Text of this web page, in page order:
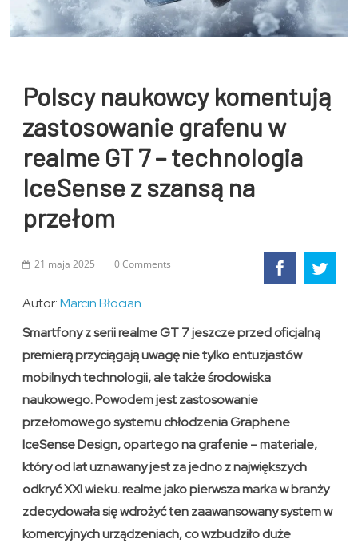
Polscy naukowcy komentują
zastosowanie grafenu w
realme GT 7 – technologia
IceSense z szansą na
przełom
21 maja 2025 0 Comments
Autor:Marcin Błocian
Smartfony z serii realme GT 7 jeszcze przed oficjalną
premierą przyciągają uwagę nie tylko entuzjastów
mobilnych technologii, ale także środowiska
naukowego. Powodem jest zastosowanie
przełomowego systemu chłodzenia Graphene
IceSense Design, opartego na grafenie – materiale,
który od lat uznawany jest za jedno z największych
odkryć XXI wieku. realme jako pierwsza marka w branży
zdecydowała się wdrożyć ten zaawansowany system w
komercyjnych urządzeniach, co wzbudziło duże